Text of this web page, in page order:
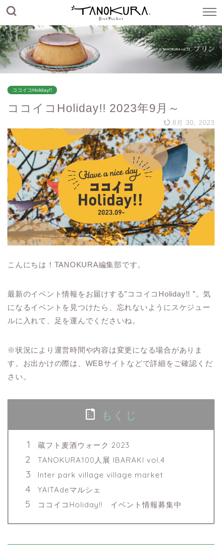
ココイコHoliday!!
ココイコHoliday!! 2023年9月～
8月 30, 2023
こんにちは！TANOKURA編集部です。
最新のイベント情報をお届けする”ココイコHoliday!! ”。気
になるイベントを見つけたら、忘れないようにスケジュー
ルに入れて、足を運んでくださいね。
※状況により運営時間や内容は変更になる場合がありま
す。お出かけの際は、WEBサイトなどで詳細をご確認くだ
さい。
もくじ
蔵フト麦酒ウォーク 2023
TANOKURA100人展 IBARAKI vol.4
Inter park village village market
YAITAdeマルシェ
ココイコHoliday!! イベント情報募集中